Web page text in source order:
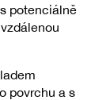
potenciálně
povrchu a s